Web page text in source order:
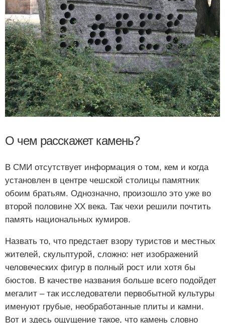
О чем расскажет камень?
В СМИ отсутствует информация о том, кем и когда
установлен в центре чешской столицы памятник
обоим братьям. Однозначно, произошло это уже во
второй половине XX века. Так чехи решили почтить
память национальных кумиров.
Назвать то, что предстает взору туристов и местных
жителей, скульптурой, сложно: нет изображений
человеческих фигур в полный рост или хотя бы
бюстов. В качестве названия больше всего подойдет
мегалит – так исследователи первобытной культуры
именуют грубые, необработанные плиты и камни.
Вот и здесь ощущение такое, что камень словно